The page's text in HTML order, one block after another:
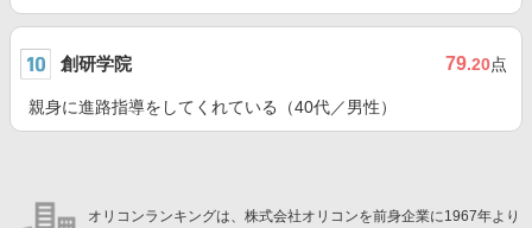
創研学院 79.20点
親身に進路指導をしてくれている（40代／男性）
オリコンランキングは、株式会社オリコンを前身企業に1967年より